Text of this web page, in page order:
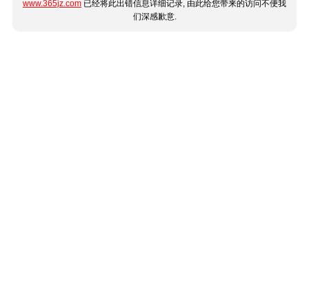
www.365jz.com 已经将此出错信息详细记录, 由此给您带来的访问不便我
们深感歉意.